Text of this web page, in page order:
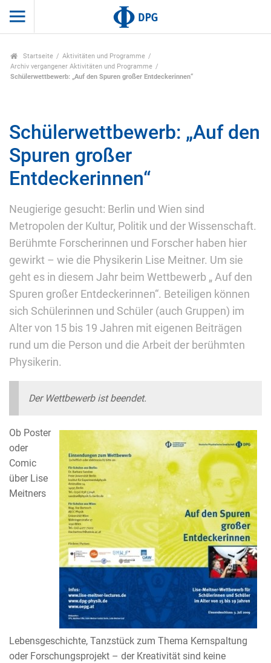
Startseite
Aktivitäten und Programme
Archiv vergangener Aktivitäten und Programme
Schülerwettbewerb: „Auf den Spuren großer Entdeckerinnen“
Schülerwettbewerb: „Auf den
Spuren großer
Entdeckerinnen“
Neugierige gesucht: Berlin und Wien sind
Metropolen der Kultur, Politik und der Wissenschaft.
Berühmte Forscherinnen und Forscher haben hier
gewirkt – wie die Physikerin Lise Meitner. Um sie
geht es in diesem Jahr beim Wettbewerb „ Auf den
Spuren großer Entdeckerinnen“. Beteiligen können
sich Schülerinnen und Schüler (auch Gruppen) im
Alter von 15 bis 19 Jahren mit eigenen Beiträgen
rund um die Person und die Arbeit der berühmten
Physikerin.
Der Wettbewerb ist beendet.
Ob Poster
oder
Comic
über Lise
Meitners
Lebensgeschichte, Tanzstück zum Thema Kernspaltung
oder Forschungsprojekt – der Kreativität sind keine